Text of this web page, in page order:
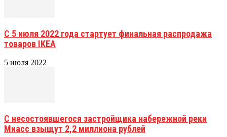
С 5 июля 2022 года стартует финальная распродажа
товаров IKEA
5 июля 2022
С несостоявшегося застройщика набережной реки
Миасс взыщут 2,2 миллиона рублей